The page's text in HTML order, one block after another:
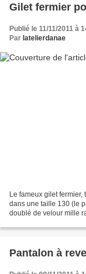
Gilet fermier
Publié le 11/11/2011 à
Par latelierdanae
Le fameux gilet
dans une taille 130 (le
doublé de velour mille
Pantalon à